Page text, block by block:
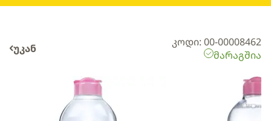
უკან
კოდი: 00-00008462
მარაგშია